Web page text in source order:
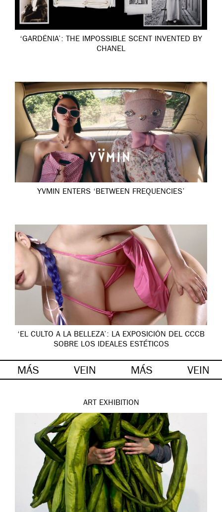
‘GARDÉNIA’: THE IMPOSSIBLE SCENT INVENTED BY
CHANEL
YVMIN ENTERS ‘BETWEEN FREQUENCIES’
‘EL CULTO A LA BELLEZA’: LA EXPOSICIÓN DEL CCCB
SOBRE LOS IDEALES ESTÉTICOS
MÁS VEIN MÁS VEIN
ART EXHIBITION